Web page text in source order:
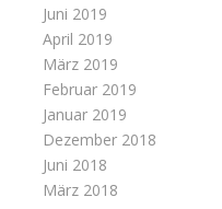
Juni 2019
April 2019
März 2019
Februar 2019
Januar 2019
Dezember 2018
Juni 2018
März 2018